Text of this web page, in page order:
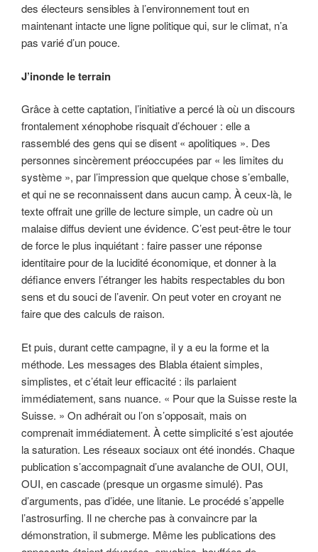
des électeurs sensibles à l’environnement tout en
maintenant intacte une ligne politique qui, sur le climat, n’a
pas varié d’un pouce.
J’inonde le terrain
Grâce à cette captation, l’initiative a percé là où un discours
frontalement xénophobe risquait d’échouer : elle a
rassemblé des gens qui se disent « apolitiques ». Des
personnes sincèrement préoccupées par « les limites du
système », par l’impression que quelque chose s’emballe,
et qui ne se reconnaissent dans aucun camp. À ceux-là, le
texte offrait une grille de lecture simple, un cadre où un
malaise diffus devient une évidence. C’est peut-être le tour
de force le plus inquiétant : faire passer une réponse
identitaire pour de la lucidité économique, et donner à la
défiance envers l’étranger les habits respectables du bon
sens et du souci de l’avenir. On peut voter en croyant ne
faire que des calculs de raison.
Et puis, durant cette campagne, il y a eu la forme et la
méthode. Les messages des Blabla étaient simples,
simplistes, et c’était leur efficacité : ils parlaient
immédiatement, sans nuance. « Pour que la Suisse reste la
Suisse. » On adhérait ou l’on s’opposait, mais on
comprenait immédiatement. À cette simplicité s’est ajoutée
la saturation. Les réseaux sociaux ont été inondés. Chaque
publication s’accompagnait d’une avalanche de OUI, OUI,
OUI, en cascade (presque un orgasme simulé). Pas
d’arguments, pas d’idée, une litanie. Le procédé s’appelle
l’astrosurfing. Il ne cherche pas à convaincre par la
démonstration, il submerge. Même les publications des